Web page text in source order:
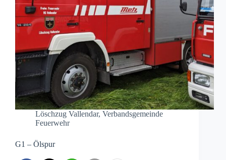
Löschzug Vallendar, Verbandsgemeinde
Feuerwehr
G1 – Ölspur